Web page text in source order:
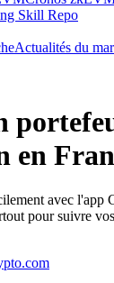
Skill Repo
Actualités du
en
avec l'app
pour suivre